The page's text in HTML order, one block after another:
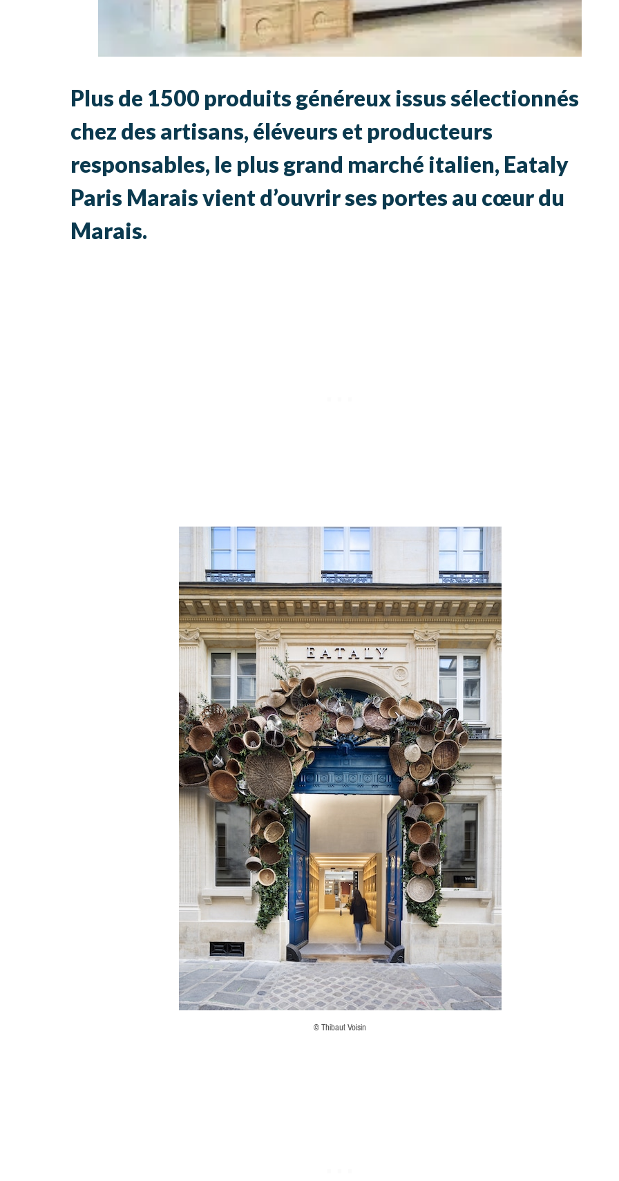
Plus de 1500 produits généreux issus sélectionnés
chez des artisans, éléveurs et producteurs
responsables, le plus grand marché italien, Eataly
Paris Marais vient d’ouvrir ses portes au cœur du
Marais.
© Thibaut Voisin